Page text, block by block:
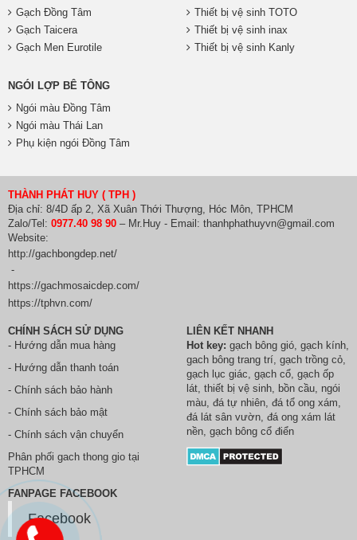
Gạch Đồng Tâm
Gạch Taicera
Gạch Men Eurotile
Thiết bị vệ sinh TOTO
Thiết bị vệ sinh inax
Thiết bị vệ sinh Kanly
NGÓI LỢP BÊ TÔNG
Ngói màu Đồng Tâm
Ngói màu Thái Lan
Phụ kiện ngói Đồng Tâm
THÀNH PHÁT HUY ( TPH )
Địa chỉ: 8/4D ấp 2, Xã Xuân Thới Thượng, Hóc Môn, TPHCM
Zalo/Tel: 0977.40 98 90 – Mr.Huy - Email: thanhphathuyvn@gmail.com
Website:
http://gachbongdep.net/
-
https://gachmosaicdep.com/
https://tphvn.com/
CHÍNH SÁCH SỬ DỤNG
- Hướng dẫn mua hàng
- Hướng dẫn thanh toán
- Chính sách bảo hành
- Chính sách bảo mật
- Chính sách vận chuyển
Phân phối gach thong gio tại
TPHCM
LIÊN KẾT NHANH
Hot key: gạch bông gió gạch kính
gach bông trang trí gạch trồng cỏ
gạch lục giác gạch cổ gạch ốp
lát thiết bị vệ sinh , bồn cầu, ngói
màu đá tự nhiên đá tổ ong xám
đá lát sân vườn đá ong xám lát
nền , gạch bông cổ điển
FANPAGE FACEBOOK
Facebook